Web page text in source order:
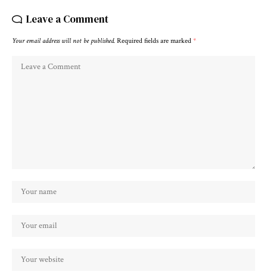
Leave a Comment
Your email address will not be published. Required fields are marked *